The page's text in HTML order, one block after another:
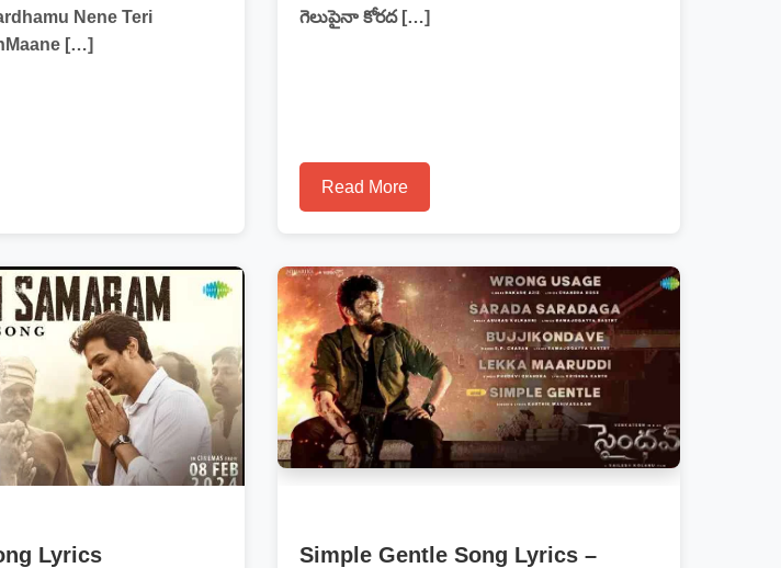
Nene Teri
[…]
గెలుపైనా కోరద […]
Read More
Lyrics
Simple Gentle Song Lyrics –